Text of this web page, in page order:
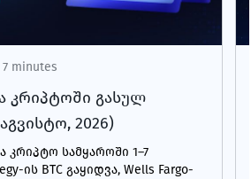
7 minutes
კრიპტოში გასულ
2026)
კრიპტო სამყაროში 1–7
ის BTC გაყიდვა, Wells Fargo-